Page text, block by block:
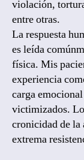
violación,
entre otras.
La respuesta
es leída
física. Mis
experiencia
carga
victimizados.
cronicidad de la
extrema